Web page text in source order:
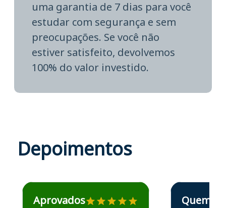
uma garantia de 7 dias para você
estudar com segurança e sem
preocupações. Se você não
estiver satisfeito, devolvemos
100% do valor investido.
Depoimentos
Estudante José recomenda o Aprova Concursos em
Aprovados
Estudante Elais
Quem